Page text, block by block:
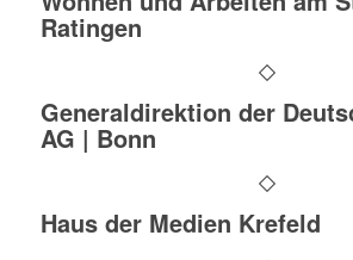
Ratingen
Generaldirektion der
AG | Bonn
Haus der Medien Krefeld